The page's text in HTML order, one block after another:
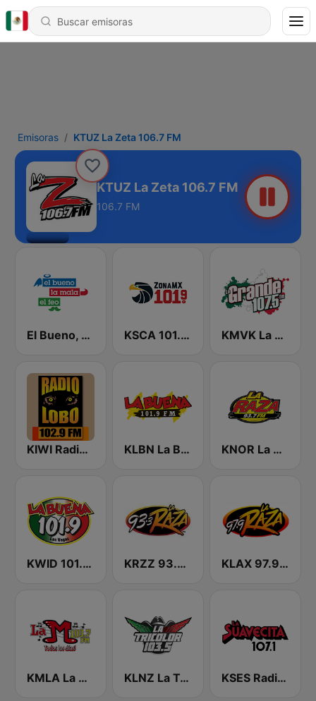
Emisoras KTUZ La Zeta 106.7 FM
KTUZ La Zeta 106.7 FM
106.7 FM
El Bueno, La Mala y El Feo KSCA 101.9 Los Angeles FM (US Only) KMVK La Grande 107.5 FM
KIWI Radio Lobo 102.9 FM KLBN La Buena 101.9 FM KNOR La Raza 93.7 (US Only)
KWID 101.9 La Buena KRZZ 93.3 La Raza FM KLAX 97.9 La Raza FM
KMLA La M 103.7 FM KLNZ La Tricolor 103.5 FM KSES Radio La Suavecita 107.1